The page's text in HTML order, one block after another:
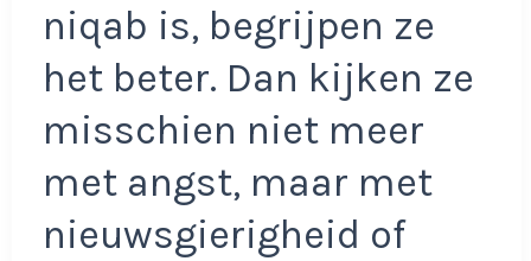
niqab is, begrijpen ze
het beter. Dan kijken ze
misschien niet meer
met angst, maar met
nieuwsgierigheid of